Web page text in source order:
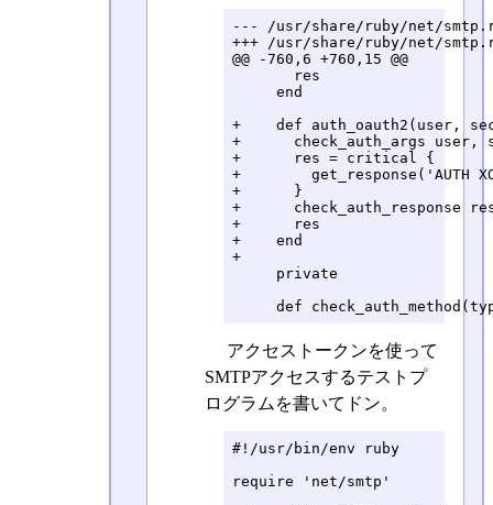
--- /usr/share/ruby/net/
+++ /usr/share/ruby/net/
@@ -760,6 +760,15 @@
       res
     end
+    def auth_oauth2(user,
+      check_auth_args user,
+      res = critical {
+        get_response('AUTH
+      }
+      check_auth_response
+      res
+    end
+
     private
def
アクセストークンを使って
SMTPアクセスするテストプ
ログラムを書いてドン。
#!/usr/bin/env ruby
require 'net/smtp'